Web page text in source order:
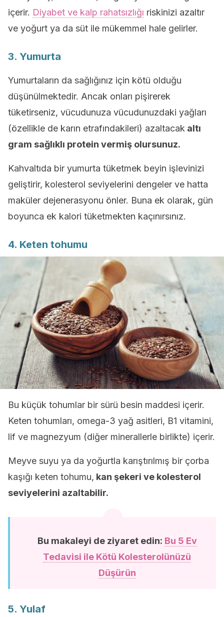
içerir. Diyabet ve kalp rahatsızlığı riskinizi azaltır
ve yoğurt ya da süt ile mükemmel hale gelirler.
3. Yumurta
Yumurtaların da sağlığınız için kötü olduğu
düşünülmektedir. Ancak onları pişirerek
tüketirseniz, vücudunuza vücudunuzdaki yağları
(özellikle de karın etrafındakileri) azaltacak altı
gram sağlıklı protein vermiş olursunuz.
Kahvaltıda bir yumurta tüketmek beyin işlevinizi
geliştirir, kolesterol seviyelerini dengeler ve hatta
maküler dejenerasyonu önler. Buna ek olarak, gün
boyunca ek kalori tüketmekten kaçınırsınız.
4. Keten tohumu
Bu küçük tohumlar bir sürü besin maddesi içerir.
Keten tohumları, omega-3 yağ asitleri, B1 vitamini,
lif ve magnezyum (diğer minerallerle birlikte) içerir.
Meyve suyu ya da yoğurtla karıştırılmış bir çorba
kaşığı keten tohumu, kan şekeri ve kolesterol
seviyelerini azaltabilir.
Bu makaleyi de ziyaret edin: Bu 5 Ev
Tedavisi ile Kötü Kolesterolünüzü
Düşürün
5. Yulaf